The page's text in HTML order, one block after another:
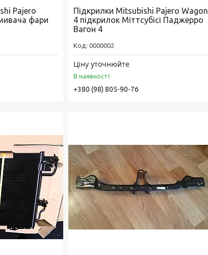
Pajero
фари
Підкрилки Mitsubishi Pajero Wagon
4 підкрилок Міттсубісі Паджерро
Вагон 4
0000002
Ціну уточнюйте
В наявності
+380 (98) 805-90-76